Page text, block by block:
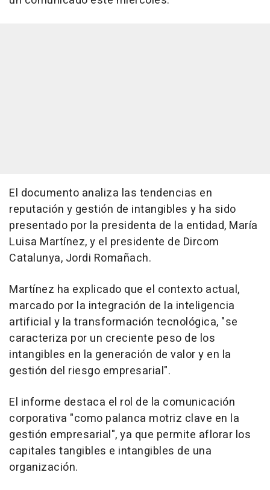
El documento analiza las tendencias en
reputación y gestión de intangibles y ha sido
presentado por la presidenta de la entidad, María
Luisa Martínez, y el presidente de Dircom
Catalunya, Jordi Romañach.
Martínez ha explicado que el contexto actual,
marcado por la integración de la inteligencia
artificial y la transformación tecnológica, "se
caracteriza por un creciente peso de los
intangibles en la generación de valor y en la
gestión del riesgo empresarial".
El informe destaca el rol de la comunicación
corporativa "como palanca motriz clave en la
gestión empresarial", ya que permite aflorar los
capitales tangibles e intangibles de una
organización.